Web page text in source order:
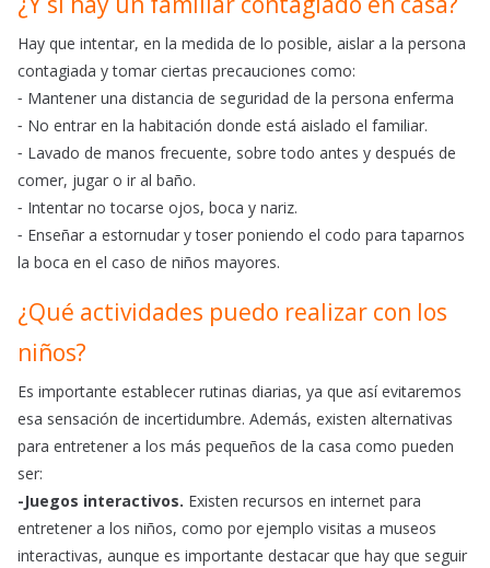
Hay que intentar, en la medida de lo posible, aislar a la persona
contagiada y tomar ciertas precauciones como:
⁃ Mantener una distancia de seguridad de la persona enferma
⁃ No entrar en la habitación donde está aislado el familiar.
⁃ Lavado de manos frecuente, sobre todo antes y después de
comer, jugar o ir al baño.
⁃ Intentar no tocarse ojos, boca y nariz.
⁃ Enseñar a estornudar y toser poniendo el codo para taparnos
la boca en el caso de niños mayores.
¿Qué actividades puedo realizar con los
niños?
Es importante establecer rutinas diarias, ya que así evitaremos
esa sensación de incertidumbre. Además, existen alternativas
para entretener a los más pequeños de la casa como pueden
ser:
-Juegos interactivos. Existen recursos en internet para
entretener a los niños, como por ejemplo visitas a museos
interactivas, aunque es importante destacar que hay que seguir